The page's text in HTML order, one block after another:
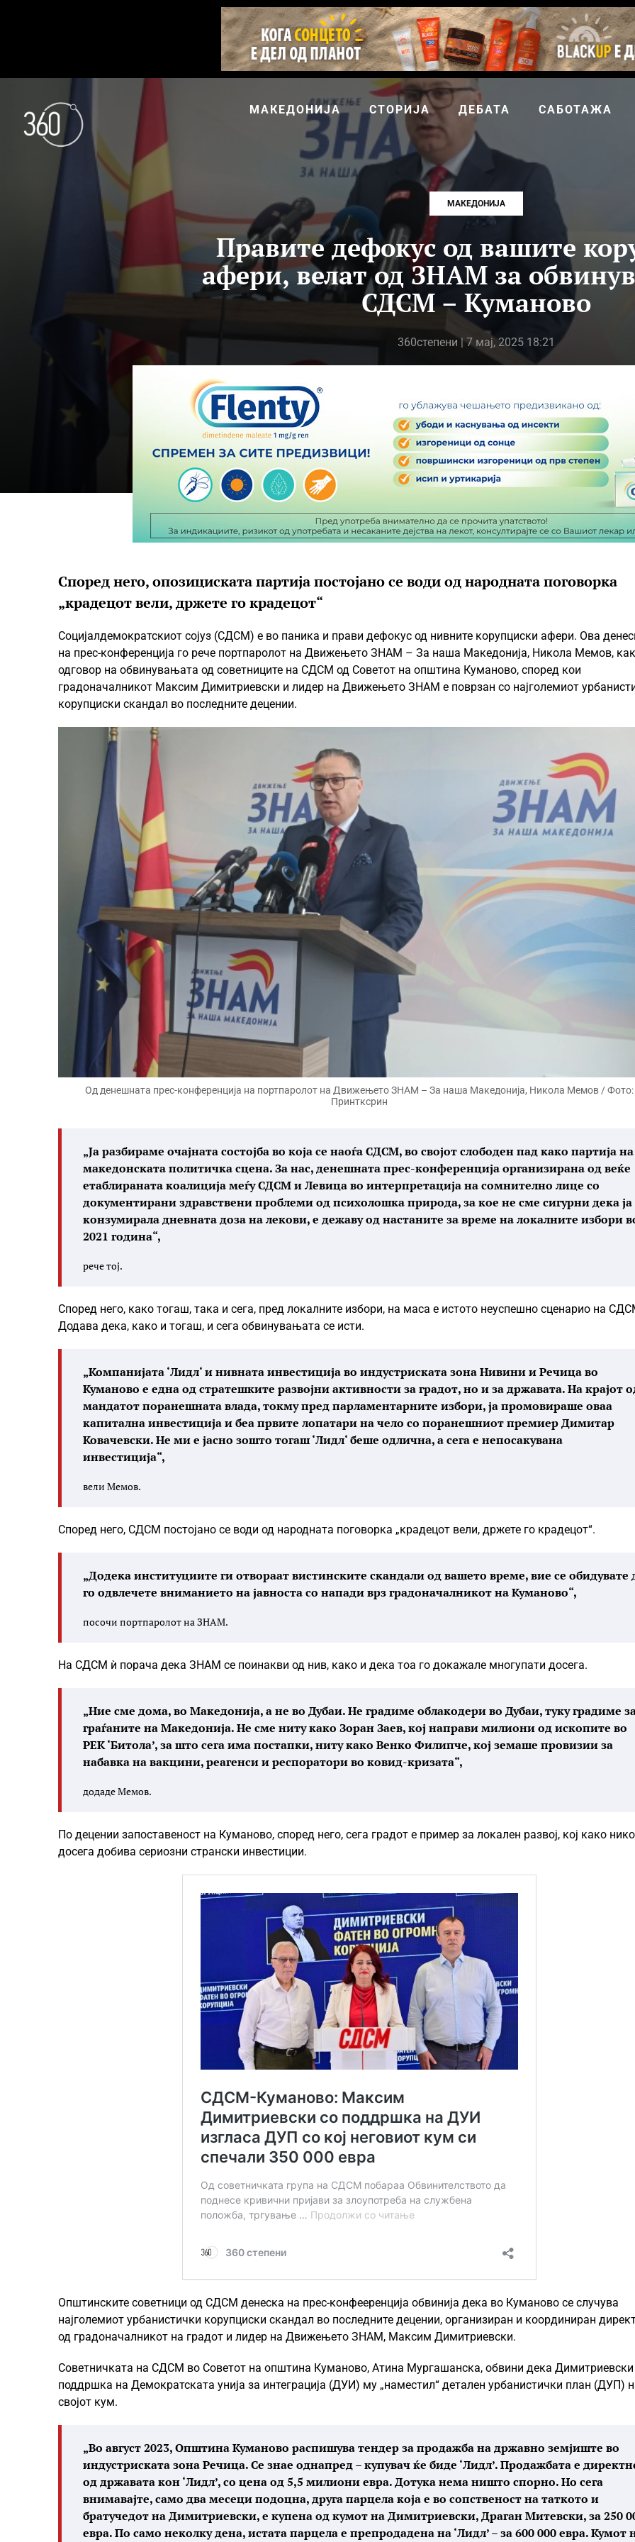
МАКЕДОНИЈА СТОРИЈА ДЕБАТА САБОТАЖА
МАКЕДОНИЈА
Правите дефокус од вашите
афери, велат од ЗНАМ за
СДСМ – Куманово
360степени| 7 мај, 2025 18:21
Според него, опозициската партија постојано се води од народната поговорка
„крадецот вели, држете го крадецот“
Социјалдемократскиот сојуз (СДСМ) е во паника и прави дефокус од нивните корупциски афери. Ова
на прес-конференција го рече портпаролот на Движењето ЗНАМ – За наша Македонија, Никола Мемов,
одговор на обвинувањата од советниците на СДСМ од Советот на општина Куманово, според кои
градоначалникот Максим Димитриевски и лидер на Движењето ЗНАМ е поврзан со најголемиот
корупциски скандал во последните децении.
Од денешната прес-конференција на портпаролот на Движењето ЗНАМ – За наша Македонија, Никола Мемов / Фото:
Принтксрин
„Ја разбираме очајната состојба во која се наоѓа СДСМ, во својот слободен пад како партија на
македонската политичка сцена. За нас, денешната прес-конференција организирана од веќе
етаблираната коалиција меѓу СДСМ и Левица во интерпретација на сомнително лице со
документирани здравствени проблеми од психолошка природа, за кое не сме сигурни дека ја
конзумирала дневната доза на лекови, е дежаву од настаните за време на локалните избори
2021 година“,
рече тој.
Според него, како тогаш, така и сега, пред локалните избори, на маса е истото неуспешно сценарио на
Додава дека, како и тогаш, и сега обвинувањата се исти.
„Компанијата ‘Лидл‘ и нивната инвестиција во индустриската зона Нивини и Речица во
Куманово е една од стратешките развојни активности за градот, но и за државата. На крајот
мандатот поранешната влада, токму пред парламентарните избори, ја промовираше оваа
капитална инвестиција и беа првите лопатари на чело со поранешниот премиер Димитар
Ковачевски. Не ми е јасно зошто тогаш ‘Лидл‘ беше одлична, а сега е непосакувана
инвестиција“,
вели Мемов.
Според него, СДСМ постојано се води од народната поговорка „крадецот вели, држете го крадецот“.
„Додека институциите ги отвораат вистинските скандали од вашето време, вие се обидувате
го одвлечете вниманието на јавноста со напади врз градоначалникот на Куманово“,
посочи портпаролот на ЗНАМ.
На СДСМ ѝ порача дека ЗНАМ се поинакви од нив, како и дека тоа го докажале многупати досега.
„Ние сме дома, во Македонија, а не во Дубаи. Не градиме облакодери во Дубаи, туку градиме
граѓаните на Македонија. Не сме ниту како Зоран Заев, кој направи милиони од ископите во
РЕК ‘Битола’, за што сега има постапки, ниту како Венко Филипче, кој земаше провизии за
набавка на вакцини, реагенси и респоратори во ковид-кризата“,
додаде Мемов.
По децении запоставеност на Куманово, според него, сега градот е пример за локален развој, кој како
досега добива сериозни странски инвестиции.
Општинските советници од СДСМ денеска на прес-конфееренција обвинија дека во Куманово се случува
најголемиот урбанистички корупциски скандал во последните децении, организиран и координиран
од градоначалникот на градот и лидер на Движењето ЗНАМ, Максим Димитриевски.
Советничката на СДСМ во Советот на општина Куманово, Атина Мургашанска, обвини дека Димитриевски
поддршка на Демократската унија за интеграција (ДУИ) му „наместил“ детален урбанистички план (ДУП)
својот кум.
„Во август 2023, Општина Куманово распишува тендер за продажба на државно земјиште во
индустриската зона Речица. Се знае однапред – купувач ќе биде ‘Лидл’. Продажбата е
од државата кон ‘Лидл’, со цена од 5,5 милиони евра. Дотука нема ништо спорно. Но сега
внимавајте, само два месеци подоцна, друга парцела која е во сопственост на таткото и
братучедот на Димитриевски, е купена од кумот на Димитриевски, Драган Митевски, за 250
евра. По само неколку дена, истата парцела е препродадена на ‘Лидл’ – за 600 000 евра. Кумот